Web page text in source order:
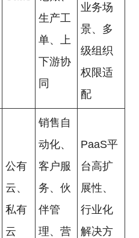
生产工
单、上
下游协
同
业务场
景、多
级组织
权限适
配
公有
云、
私有
云
销售自
动化、
客户服
务、伙
伴管
理、营
PaaS平
台高扩
展性、
行业化
解决方